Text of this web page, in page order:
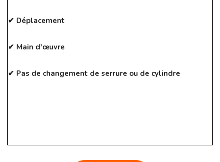
✔ Déplacement
✔ Main d'œuvre
✔ Pas de changement de serrure ou de cylindre